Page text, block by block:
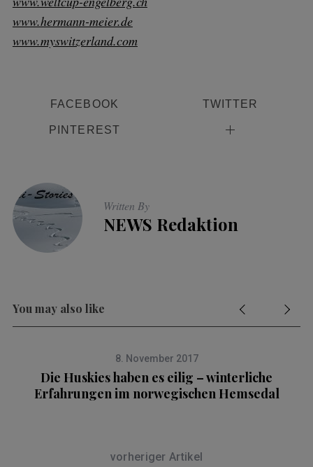
www.hermann-meier.de
www.myswitzerland.com
FACEBOOK TWITTER
PINTEREST
Written By
NEWS Redaktion
You may also like
8. November 2017
Die Huskies haben es eilig – winterliche
Erfahrungen im norwegischen Hemsedal
vorheriger Artikel